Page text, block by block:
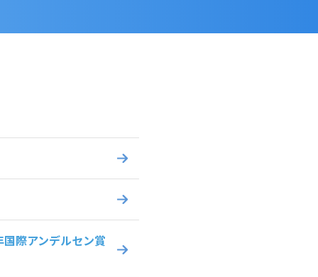
際アンデルセン賞